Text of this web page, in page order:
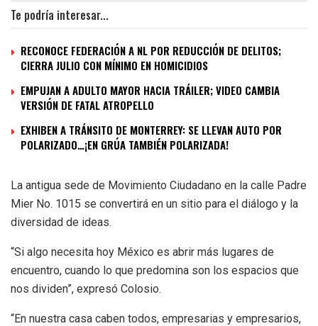
Te podría interesar...
RECONOCE FEDERACIÓN A NL POR REDUCCIÓN DE DELITOS;
CIERRA JULIO CON MÍNIMO EN HOMICIDIOS
EMPUJAN A ADULTO MAYOR HACIA TRÁILER; VIDEO CAMBIA
VERSIÓN DE FATAL ATROPELLO
EXHIBEN A TRÁNSITO DE MONTERREY: SE LLEVAN AUTO POR
POLARIZADO…¡EN GRÚA TAMBIÉN POLARIZADA!
La antigua sede de Movimiento Ciudadano en la calle Padre
Mier No. 1015 se convertirá en un sitio para el diálogo y la
diversidad de ideas.
“Si algo necesita hoy México es abrir más lugares de
encuentro, cuando lo que predomina son los espacios que
nos dividen”, expresó Colosio.
“En nuestra casa caben todos, empresarias y empresarios,